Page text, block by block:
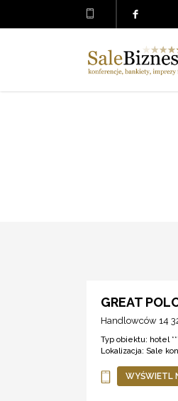
GREAT
Handlowców 14
Typ obiektu: hotel
Lokalizacja: Sale
WYŚWIETL